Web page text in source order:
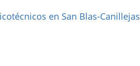
en San Blas-Canillejas